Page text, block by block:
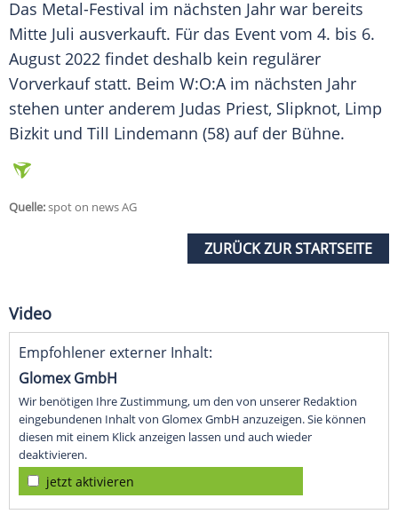
Das Metal-Festival im nächsten Jahr war bereits
Mitte Juli ausverkauft. Für das Event vom 4. bis 6.
August 2022 findet deshalb kein regulärer
Vorverkaufstatt. Beim W:O:A im nächsten Jahr
stehen unter anderem Judas Priest, Slipknot, Limp
Bizkit und Till Lindemann (58) auf der Bühne.
Quelle:spot on news AG
ZURÜCK ZUR STARTSEITE
Video
Empfohlener externer Inhalt:
Glomex GmbH
Wir benötigen Ihre Zustimmung, um den von unserer Redaktion
eingebundenen Inhalt von Glomex GmbH anzuzeigen. Sie können
diesen mit einem Klick anzeigen lassen und auch wieder
deaktivieren.
jetzt aktivieren